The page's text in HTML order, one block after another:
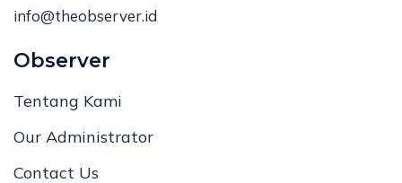
info@theobserver.id
Observer
Tentang Kami
Our Administrator
Contact Us